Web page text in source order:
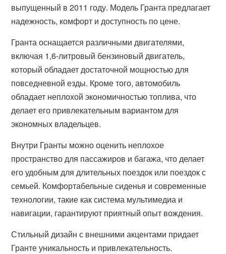
выпущенный в 2011 году. Модель Гранта предлагает
надежность, комфорт и доступность по цене.
Гранта оснащается различными двигателями,
включая 1,6-литровый бензиновый двигатель,
который обладает достаточной мощностью для
повседневной езды. Кроме того, автомобиль
обладает неплохой экономичностью топлива, что
делает его привлекательным вариантом для
экономных владельцев.
Внутри Гранты можно оценить неплохое
пространство для пассажиров и багажа, что делает
его удобным для длительных поездок или поездок с
семьей. Комфортабельные сиденья и современные
технологии, такие как система мультимедиа и
навигации, гарантируют приятный опыт вождения.
Стильный дизайн с внешними акцентами придает
Гранте уникальность и привлекательность.